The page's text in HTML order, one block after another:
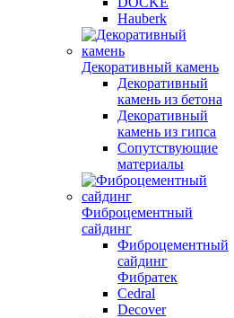
Hauberk
Декоративный камень
Декоративный
камень из бетона
Декоративный
камень из гипса
Сопутствующие
материалы
Фиброцементный
сайдинг
Фиброцементный
сайдинг
Фибратек
Cedral
Decover